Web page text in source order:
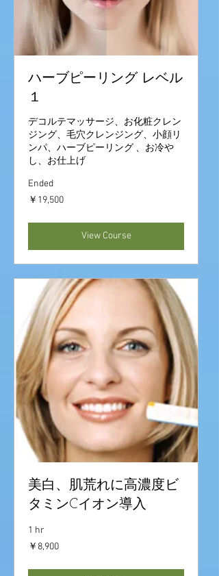
ハーブピーリング レベル
１
デコルテマッサージ、お化粧クレン
ジング、毛穴クレンジング、小顔リ
ンパ、ハーブピーリング 、お冷や
し、お仕上げ
Ended
19,500
円
￥19,500
View Course
美白、肌荒れに高濃度ビ
タミンCイオン導入
1 hr
8,900
円
￥8,900